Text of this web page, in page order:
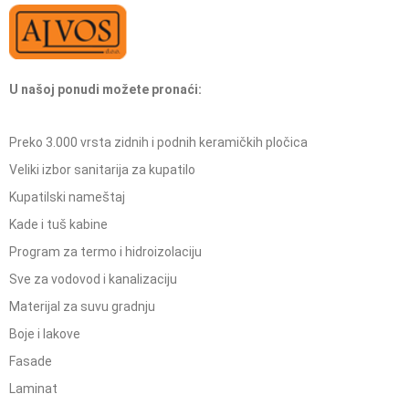
U našoj ponudi možete pronaći:
Preko 3.000 vrsta zidnih i podnih keramičkih pločica
Veliki izbor sanitarija za kupatilo
Kupatilski nameštaj
Kade i tuš kabine
Program za termo i hidroizolaciju
Sve za vodovod i kanalizaciju
Materijal za suvu gradnju
Boje i lakove
Fasade
Laminat